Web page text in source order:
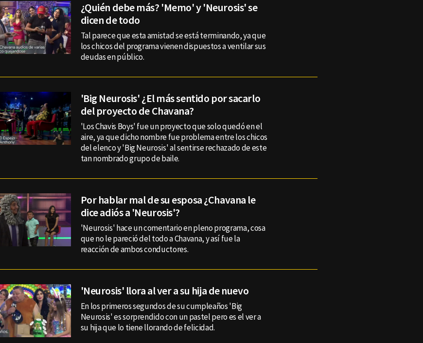
¿Quién debe más? 'Memo' y 'Neurosis' se
dicen de todo
Tal parece que esta amistad se está terminando, ya que
los chicos del programa vienen dispuestos a ventilar sus
deudas en público.
'Big Neurosis' ¿El más sentido por sacarlo
del proyecto de Chavana?
'Los Chavis Boys' fue un proyecto que solo quedó en el
aire, ya que dicho nombre fue problema entre los chicos
del elenco y 'Big Neurosis' al sentirse rechazado de este
tan nombrado grupo de baile.
Por hablar mal de su esposa ¿Chavana le
dice adiós a 'Neurosis'?
'Neurosis' hace un comentario en pleno programa, cosa
que no le pareció del todo a Chavana, y así fue la
reacción de ambos conductores.
'Neurosis' llora al ver a su hija de nuevo
En los primeros segundos de su cumpleaños 'Big
Neurosis' es sorprendido con un pastel pero es el ver a
su hija que lo tiene llorando de felicidad.